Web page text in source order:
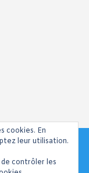
cookies. En
leur utilisation.
de contrôler les